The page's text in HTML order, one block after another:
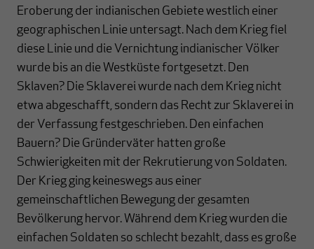
Eroberung der indianischen Gebiete westlich einer
geographischen Linie untersagt. Nach dem Krieg fiel
diese Linie und die Vernichtung indianischer Völker
wurde bis an die Westküste fortgesetzt. Den
Sklaven? Die Sklaverei wurde nach dem Krieg nicht
etwa abgeschafft, sondern das Recht zur Sklaverei in
der Verfassung festgeschrieben. Den einfachen
Bauern? Die Gründerväter hatten große
Schwierigkeiten mit der Rekrutierung von Soldaten.
Der Krieg ging keineswegs aus einer
gemeinschaftlichen Bewegung der gesamten
Bevölkerung hervor. Während dem Krieg wurden die
einfachen Soldaten so schlecht bezahlt, dass es große